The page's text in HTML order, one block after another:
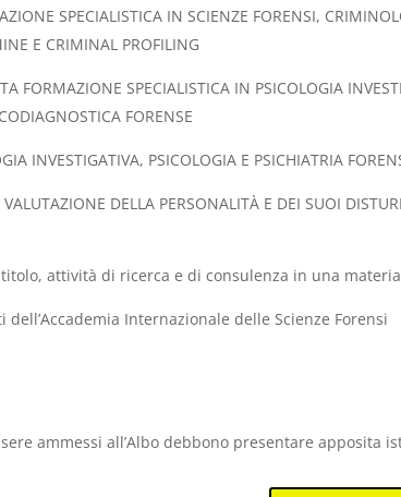
SPECIALISTICA IN SCIENZE FORENSI,
E CRIMINAL PROFILING
FORMAZIONE SPECIALISTICA IN PSICOLOGIA
FORENSE
INVESTIGATIVA, PSICOLOGIA E PSICHIATRIA
DELLA PERSONALITÀ E DEI SUOI
attività di ricerca e di consulenza in una
dell’Accademia Internazionale delle Scienze Forensi
ammessi all’Albo debbono presentare apposita